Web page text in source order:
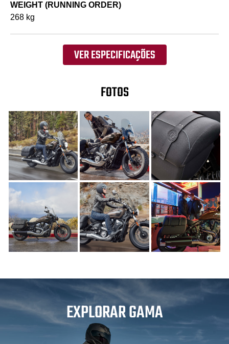
WEIGHT (RUNNING ORDER)
268 kg
VER ESPECIFICAÇÕES
FOTOS
EXPLORAR GAMA